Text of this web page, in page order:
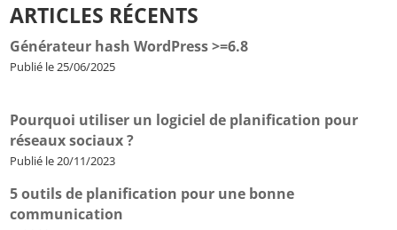
ARTICLES RÉCENTS
Générateur hash WordPress >=6.8
Publié le 25/06/2025
Pourquoi utiliser un logiciel de planification pour
réseaux sociaux ?
Publié le 20/11/2023
5 outils de planification pour une bonne
communication